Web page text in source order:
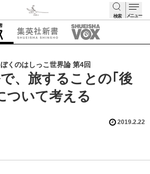
検索 メニュー
くのはしっこ世界論 第4回
、旅することの｢後
ついて考える
2019.2.22